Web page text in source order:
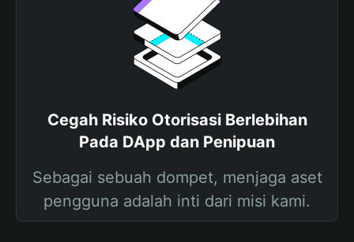
Cegah Risiko Otorisasi Berlebihan
Pada DApp dan Penipuan
Sebagai sebuah dompet, menjaga aset
pengguna adalah inti dari misi kami.